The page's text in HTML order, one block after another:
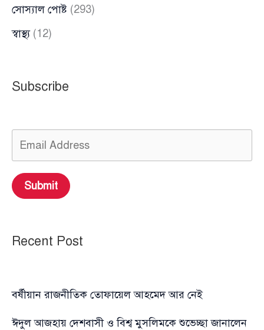
সোস্যাল পোষ্ট (293)
স্বাস্থ্য(12)
Subscribe
Submit
Recent Post
বর্ষীয়ান রাজনীতিক তোফায়েল আহমেদ আর নেই
ঈদুল আজহায় দেশবাসী ও বিশ্ব মুসলিমকে শুভেচ্ছা জানালেন